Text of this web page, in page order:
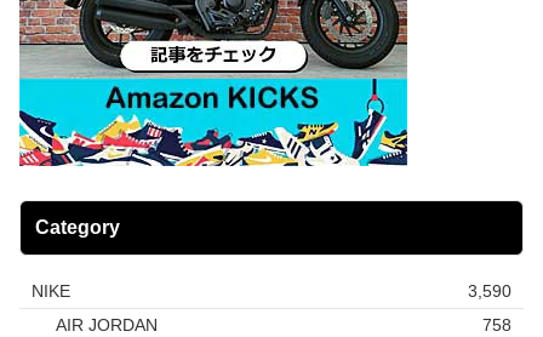
Category
NIKE
3,590
AIR JORDAN
758